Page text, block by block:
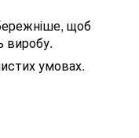
щоб
виробу.
умовах.